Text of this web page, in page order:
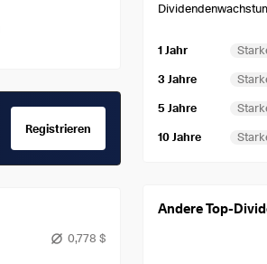
Registrieren
0,778 $
1 Jahr
3 Jahre
5 Jahre
10 Jahre
Andere Top-